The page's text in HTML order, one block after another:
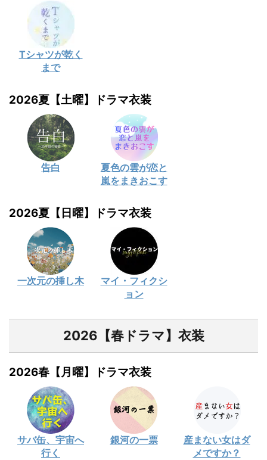
Tシャツが乾く
まで
2026夏【土曜】ドラマ衣装
告白
夏色の雲が恋と
嵐をまきおこす
2026夏【日曜】ドラマ衣装
一次元の挿し木
マイ・フィクシ
ョン
2026【春ドラマ】衣装
2026春【月曜】ドラマ衣装
サバ缶、宇宙へ
行く
銀河の一票
産まない女はダ
メですか？